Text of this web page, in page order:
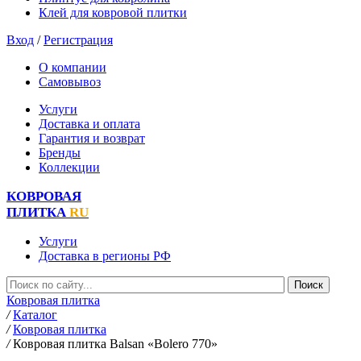
Клей для ковровой плитки
Вход /Регистрация
О компании
Самовывоз
Услуги
Доставка и оплата
Гарантия и возврат
Бренды
Коллекции
КОВРОВАЯ
ПЛИТКА RU
Услуги
Доставка в регионы РФ
Ковровая плитка
/ Каталог
/ Ковровая плитка
/ Ковровая плитка Balsan «Bolero 770»